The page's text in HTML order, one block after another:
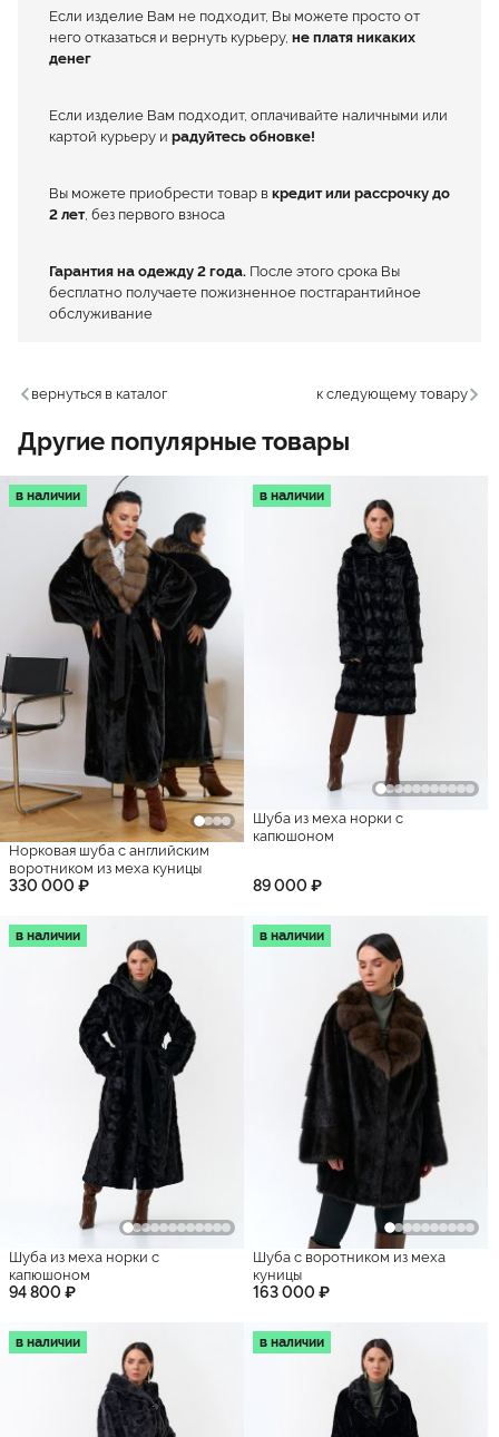
Если изделие Вам не подходит, Вы можете просто от
него отказаться и вернуть курьеру, не платя никаких
денег
Если изделие Вам подходит, оплачивайте наличными или
картой курьеру и радуйтесь обновке!
Вы можете приобрести товар в кредит или рассрочку до
2 лет, без первого взноса
Гарантия на одежду 2 года. После этого срока Вы
бесплатно получаете пожизненное постгарантийное
обслуживание
вернуться в каталог к следующему товару
Другие популярные товары
в наличии
Норковая шуба с английским
воротником из меха куницы
330 000 ₽
в наличии
Шуба из меха норки с
капюшоном
89 000 ₽
в наличии
Шуба из меха норки с
капюшоном
94 800 ₽
в наличии
Шуба с воротником из меха
куницы
163 000 ₽
в наличии в наличии